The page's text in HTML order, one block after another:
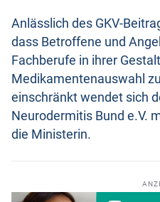
Anlässlich des GKV-
dass Betroffene und
Fachberufe in ihrer
Medikamentenauswahl
einschränkt wendet sich
Neurodermitis Bund e.V.
die Ministerin.